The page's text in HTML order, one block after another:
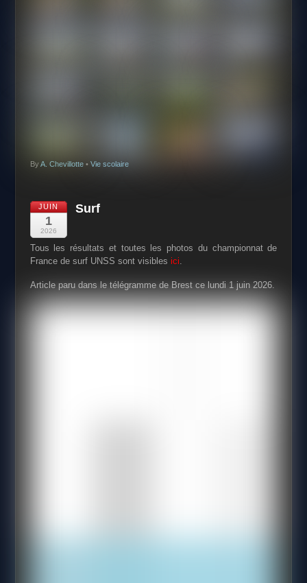
ByA. Chevillotte• Vie scolaire
JUIN
1
2026
Surf
Tous les résultats et toutes les photos du championnat de
France de surf UNSS sont visibles ici.
Article paru dans le télégramme de Brest ce lundi 1 juin 2026.